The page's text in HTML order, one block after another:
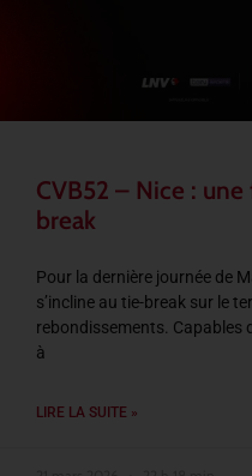
CVB52 – Nice :
break
Pour la dernière journée de
s’incline au tie-break sur le
rebondissements. Capables
à
LIRE LA SUITE »